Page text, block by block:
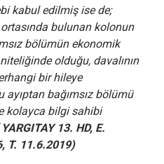
kabul edilmiş ise de;
bulunan kolonun
bölümün ekonomik
olduğu, davalının
bir hileye
ayıptan bağımsız bölümü
kolayca bilgi sahibi
YARGITAY 13. HD, E.
T. 11.6.2019)